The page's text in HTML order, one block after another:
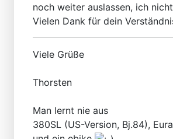
noch weiter auslassen, ich
Vielen Dank für dein
Viele Grüße
Thorsten
Man lernt nie aus
380SL (US-Version, Bj.84),